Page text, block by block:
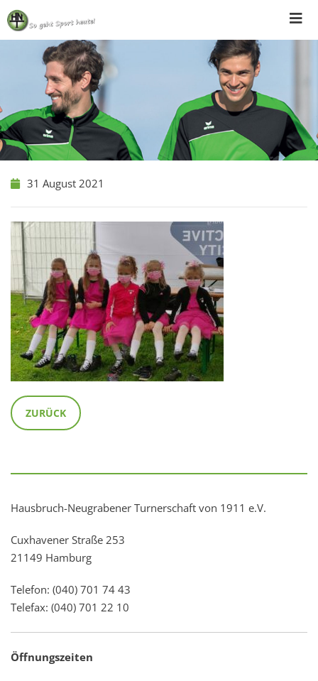
Skip
to
content
31 August 2021
ZURÜCK
Hausbruch-Neugrabener Turnerschaft von 1911 e.V.
Cuxhavener Straße 253
21149 Hamburg
Telefon: (040) 701 74 43
Telefax: (040) 701 22 10
Öffnungszeiten